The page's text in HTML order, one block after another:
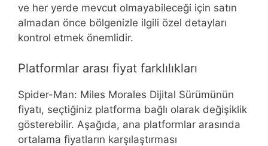
ve her yerde mevcut olmayabileceği için satın
almadan önce bölgenizle ilgili özel detayları
kontrol etmek önemlidir.
Platformlar arası fiyat farklılıkları
Spider-Man: Miles Morales Dijital Sürümünün
fiyatı, seçtiğiniz platforma bağlı olarak değişiklik
gösterebilir. Aşağıda, ana platformlar arasında
ortalama fiyatların karşılaştırması